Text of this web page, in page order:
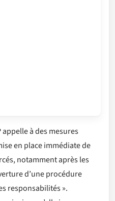
appelle à des mesures
en place immédiate de
notamment après les
d’une procédure
responsabilités ».